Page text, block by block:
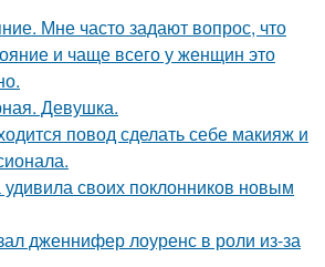
Мне часто задают вопрос, что
и чаще всего у женщин это
Девушка.
повод сделать себе макияж и
удивила своих поклонников новым
дженнифер лоуренс в роли из-за